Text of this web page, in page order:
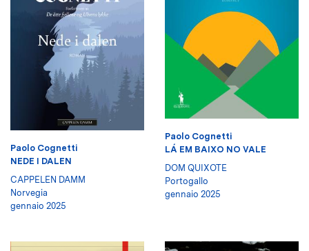
Paolo Cognetti
NEDE I DALEN
CAPPELEN DAMM
Norvegia
gennaio 2025
Paolo Cognetti
LÁ EM BAIXO NO VALE
DOM QUIXOTE
Portogallo
gennaio 2025